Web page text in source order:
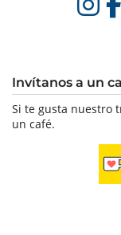
Invítanos a un
Si te gusta nuestro
un café.